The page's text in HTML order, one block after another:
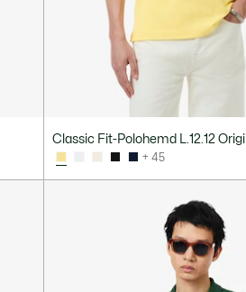
Classic Fit-Polohemd L.12.12
+ 45